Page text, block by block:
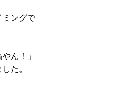
ミングで
ん！」
た。